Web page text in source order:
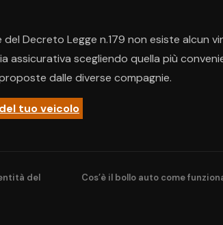
del Decreto Legge n.179 non esiste alcun
assicurativa scegliendo quella più
dalle diverse compagnie.
tuo veicolo
del
Cos’è il bollo auto come